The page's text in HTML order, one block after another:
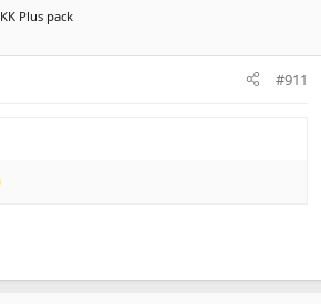
KK Plus pack
#911